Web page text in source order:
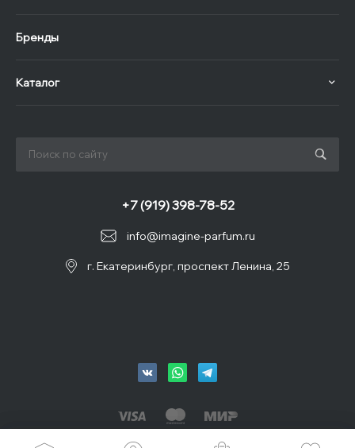
Бренды
Каталог
info@imagine-parfum.ru
+7 (919) 398-78-52
г. Екатеринбург, проспект Ленина, 25